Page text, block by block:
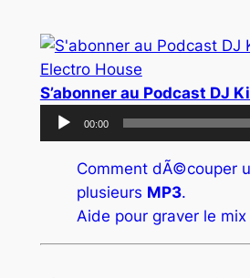
S’abonner au Podcast DJ
Lecteur
audio
00:00
Comment dÃ©couper
plusieurs MP3.
Aide pour graver le mix